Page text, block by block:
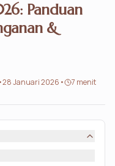
Panduan
&
•28 Januari 2026 • 7 menit